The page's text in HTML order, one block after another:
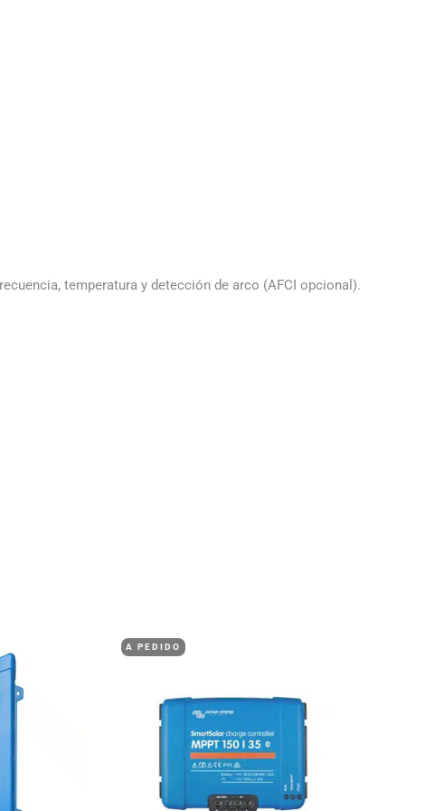
temperatura y detección de arco (AFCI opcional).
A PEDIDO